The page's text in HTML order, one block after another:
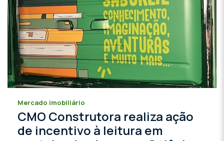
Mercado imobiliário
CMO Construtora realiza ação
de incentivo à leitura em